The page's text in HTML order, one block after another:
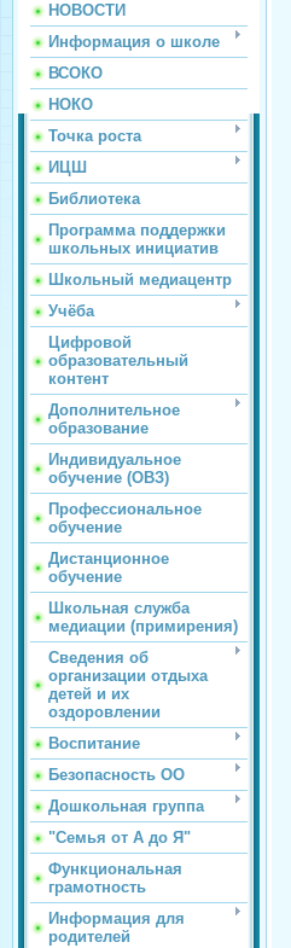
НОВОСТИ
Информация о школе
ВСОКО
НОКО
Точка роста
ИЦШ
Библиотека
Программа поддержки
школьных инициатив
Школьный медиацентр
Учёба
Цифровой
образовательный
контент
Дополнительное
образование
Индивидуальное
обучение (ОВЗ)
Профессиональное
обучение
Дистанционное
обучение
Школьная служба
медиации (примирения)
Сведения об
организации отдыха
детей и их
оздоровлении
Воспитание
Безопасность ОО
Дошкольная группа
"Семья от А до Я"
Функциональная
грамотность
Информация для
родителей